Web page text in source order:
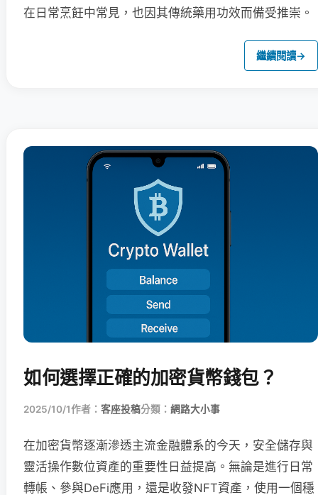
在日常烹飪中常見，也因其傳統藥用功效而備受推崇。
繼續閱讀→
如何選擇正確的加密貨幣錢包？
2025/10/1作者： 客座投稿分類： 網路大小事
在加密貨幣逐漸滲透主流金融體系的今天，安全儲存與
靈活操作數位資產的重要性日益提高。無論是進行日常
轉帳、參與DeFi應用，還是收發NFT資產，使用一個穩